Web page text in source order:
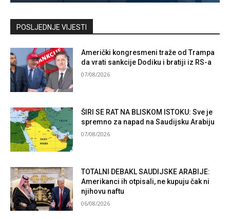
Kontaktirajte nas
POSLJEDNJE VIJESTI
Američki kongresmeni traže od Trampa
da vrati sankcije Dodiku i bratiji iz RS-a
07/08/2026
ŠIRI SE RAT NA BLISKOM ISTOKU: Sve je
spremno za napad na Saudijsku Arabiju
07/08/2026
TOTALNI DEBAKL SAUDIJSKE ARABIJE:
Amerikanci ih otpisali, ne kupuju čak ni
njihovu naftu
06/08/2026